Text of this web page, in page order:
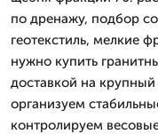
по дренажу, подбор
геотекстиль, мелкие
нужно купить
доставкой на
организуем
контролируем